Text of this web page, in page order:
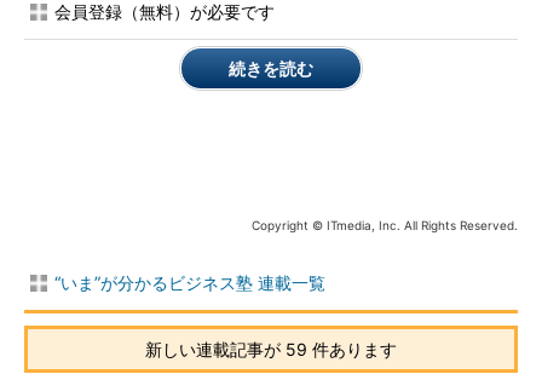
会員登録（無料）が必要です
続きを読む
Copyright © ITmedia, Inc. All Rights Reserved.
“いま”が分かるビジネス塾 連載一覧
新しい連載記事が 59 件あります